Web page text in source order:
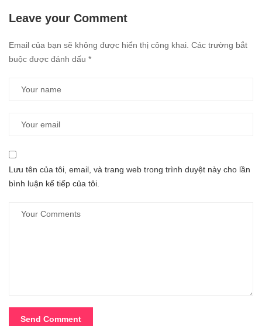
Leave your Comment
Email của bạn sẽ không được hiển thị công khai. Các trường bắt
buộc được đánh dấu *
Lưu tên của tôi, email, và trang web trong trình duyệt này cho lần
bình luận kế tiếp của tôi.